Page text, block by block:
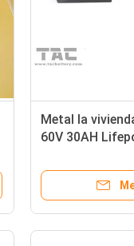
Metal la
60V 30AH